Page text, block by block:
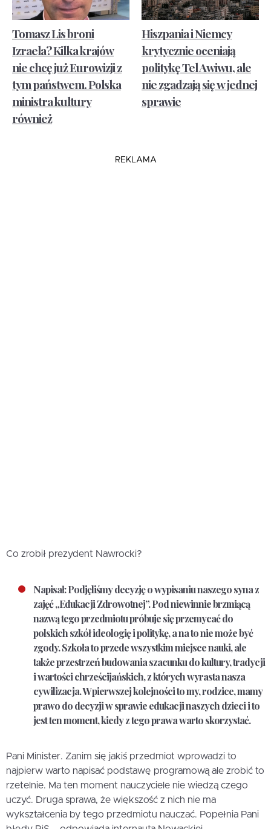
Tomasz Lis broni
Izraela? Kilka krajów
nie chcę już Eurowizji z
tym państwem. Polska
ministra kultury
również
Hiszpania i Niemcy
krytycznie oceniają
politykę Tel Awiwu, ale
nie zgadzają się w jednej
sprawie
REKLAMA
Co zrobił prezydent Nawrocki?
Napisał: Podjęliśmy decyzję o wypisaniu naszego syna z
zajęć „Edukacji Zdrowotnej”. Pod niewinnie brzmiącą
nazwą tego przedmiotu próbuje się przemycać do
polskich szkół ideologię i politykę, a na to nie może być
zgody. Szkoła to przede wszystkim miejsce nauki, ale
także przestrzeń budowania szacunku do kultury, tradycji
i wartości chrześcijańskich, z których wyrasta nasza
cywilizacja. W pierwszej kolejności to my, rodzice, mamy
prawo do decyzji w sprawie edukacji naszych dzieci i to
jest ten moment, kiedy z tego prawa warto skorzystać.
Pani Minister. Zanim się jakiś przedmiot wprowadzi to
najpierw warto napisać podstawę programową ale zrobić to
rzetelnie. Ma ten moment nauczyciele nie wiedzą czego
uczyć. Druga sprawa, że większość z nich nie ma
wykształcenia by tego przedmiotu nauczać. Popełnia Pani